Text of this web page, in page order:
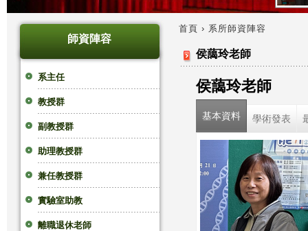
師資陣容
系主任
教授群
副教授群
助理教授群
兼任教授群
實驗室助教
離職退休老師
您
首頁 › 系所師資陣容
侯藹玲老師
侯藹玲老師
基本資料 學術發表